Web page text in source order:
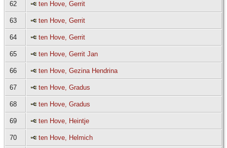
62 ten Hove, Gerrit
63 ten Hove, Gerrit
64 ten Hove, Gerrit
65 ten Hove, Gerrit Jan
66 ten Hove, Gezina Hendrina
67 ten Hove, Gradus
68 ten Hove, Gradus
69 ten Hove, Heintje
70 ten Hove, Helmich